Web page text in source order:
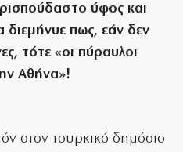
ύφος και
διεμήνυε πως, εάν δεν
τότε «οι πύραυλοι
Αθήνα»!
στον τουρκικό δημόσιο